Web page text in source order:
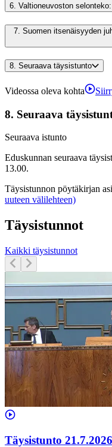
6. Valtioneuvoston
7. Suomen itsenäisyyden
8. Seuraava täysistunto
Videossa oleva kohta
8. Seuraava
Seuraava istunto
Eduskunnan seuraava
13.00.
Täysistunnon pöytäkirjan
uuteen välilehteen)
Täysistunnot
Kaikki täysistunnot
Täysistunto